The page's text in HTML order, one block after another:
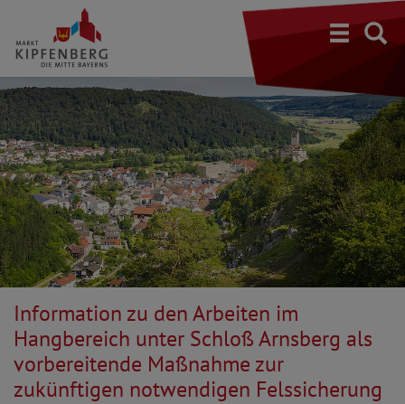
Information zu den Arbeiten im
Hangbereich unter Schloß Arnsberg als
vorbereitende Maßnahme zur
zukünftigen notwendigen Felssicherung